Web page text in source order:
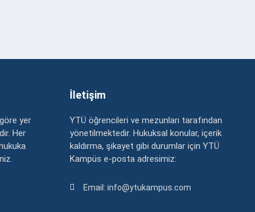
yer
Her
İletişim
YTÜ öğrencileri ve mezunları tarafından
yönetilmektedir. Hukuksal konular, içerik
kaldırma, şikayet gibi durumlar için YTÜ
Kampüs e-posta adresimiz:
Email: info@ytukampus.com